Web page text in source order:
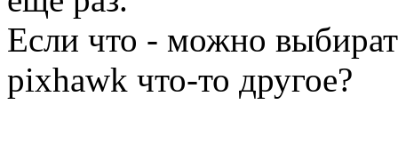
Если что - можно
pixhawk что-то другое?